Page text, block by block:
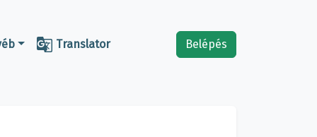
 Translator Belépés